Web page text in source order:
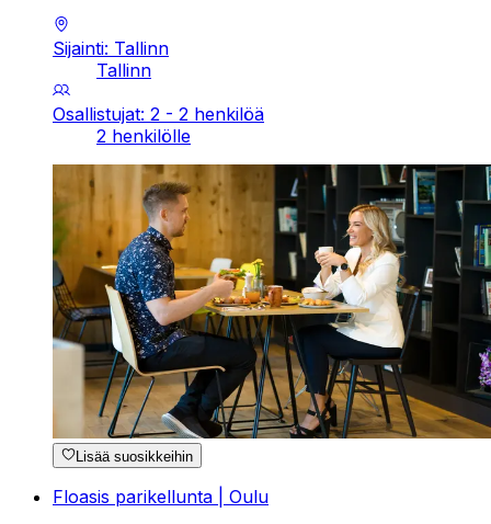
Sijainti: Tallinn
Tallinn
Osallistujat: 2 - 2 henkilöä
2 henkilölle
Lisää suosikkeihin
Floasis parikellunta | Oulu